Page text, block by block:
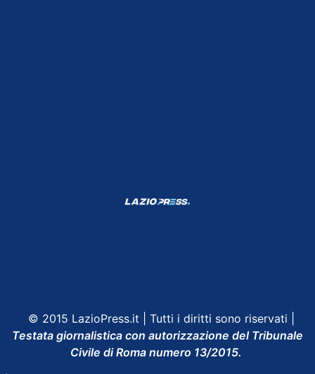
© 2015 LazioPress.it | Tutti i diritti sono riservati |
Testata giornalistica con autorizzazione del Tribunale
Civile di Roma numero 13/2015.